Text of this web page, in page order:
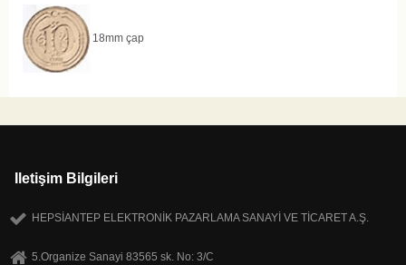
18mm çap
Iletişim Bilgileri
HEPSİANTEP ELEKTRONİK PAZARLAMA SANAYİ VE TİCARET A.Ş.
5.Organize Sanayi 83565 sk. No: 3/C